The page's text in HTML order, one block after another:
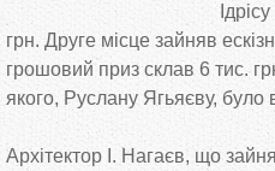
грн. Друге місце зайняв
грошовий приз склав 6 тис.
якого, Руслану Ягьяєву, було
Архітектор І. Нагаєв, що